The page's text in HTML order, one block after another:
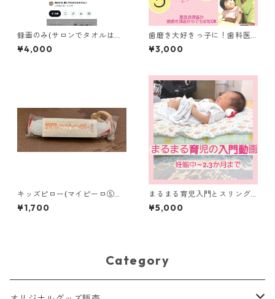
録画のみ(サロンでタオルは購
入した方向け)
¥4,000
歯磨き大好きっ子に！歯科医
パパによる歯磨き裏事情 zoo
mセミナー＋質問対応
¥3,000
キッズピロー(マイピーロ⑤
旧おでかけ用マイピーロ ベビ
ー＋（プラス）) 6ヶ月以降は2
¥1,700
まるまる育児入門とスリング
事前動画 産後のLINEフォロ
ー1か月
¥5,000
Category